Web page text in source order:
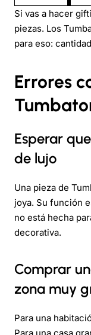
Si vas a hacer
piezas. Los
para eso:
Errores
Esperar
de lujo
Una pieza de
joya. Su función
no está hecha
decorativa.
Comprar
zona muy
Para una